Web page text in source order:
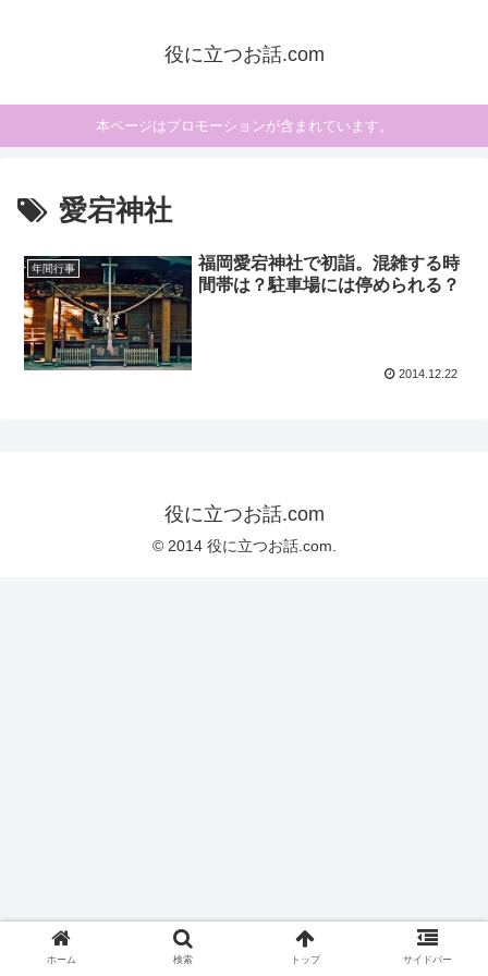
役に立つお話.com
本ページはプロモーションが含まれています。
愛宕神社
年間行事
福岡愛宕神社で初詣。混雑する時
間帯は？駐車場には停められる？
2014.12.22
役に立つお話.com
© 2014 役に立つお話.com.
ホーム 検索 トップ サイドバー